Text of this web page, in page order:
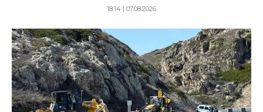
18:14 | 07.08.2026